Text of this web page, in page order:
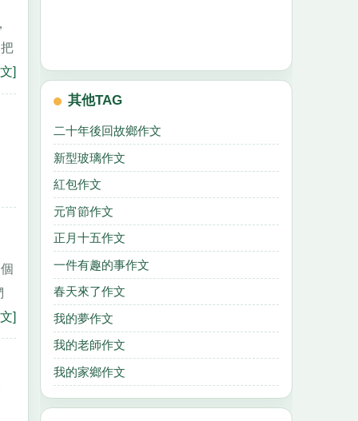
]
]
其他TAG
二十年後回故鄉作文
新型玻璃作文
紅包作文
元宵節作文
正月十五作文
一件有趣的事作文
春天來了作文
我的夢作文
我的老師作文
我的家鄉作文